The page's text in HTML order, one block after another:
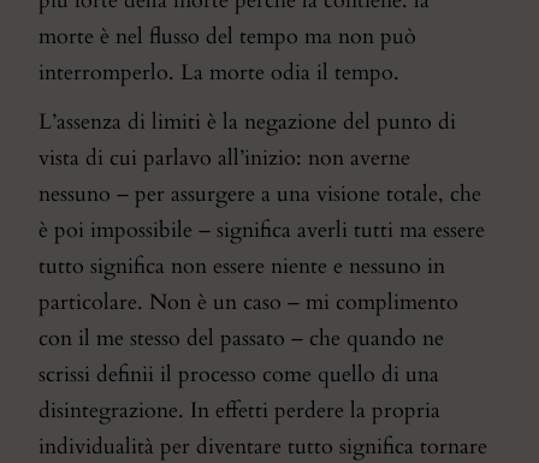
morte è nel flusso del tempo ma non può
interromperlo. La morte odia il tempo.
L’assenza di limiti è la negazione del punto di
vista di cui parlavo all’inizio: non averne
nessuno – per assurgere a una visione totale, che
è poi impossibile – significa averli tutti ma essere
tutto significa non essere niente e nessuno in
particolare. Non è un caso – mi complimento
con il me stesso del passato – che quando ne
scrissi definii il processo come quello di una
disintegrazione. In effetti perdere la propria
individualità per diventare tutto significa tornare